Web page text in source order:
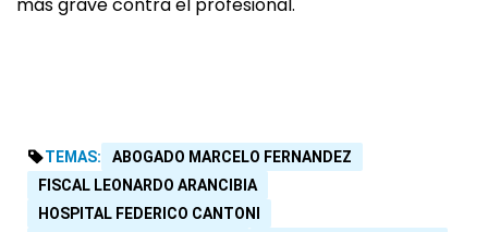
TEMAS:
ABOGADO MARCELO FERNANDEZ
FISCAL LEONARDO ARANCIBIA
HOSPITAL FEDERICO CANTONI